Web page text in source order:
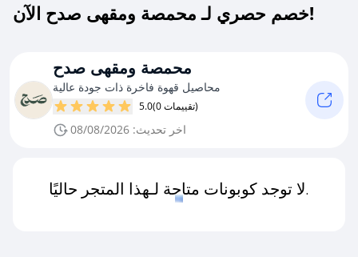
خصم حصري لـ محمصة ومقهى صدح الآن!
محمصة ومقهى صدح
محاصيل قهوة فاخرة ذات جودة عالية
5.0 (0 تقييمات)
اخر تحديث: 08/08/2026
لا توجد كوبونات متاحة لـهذا المتجر حاليًا.